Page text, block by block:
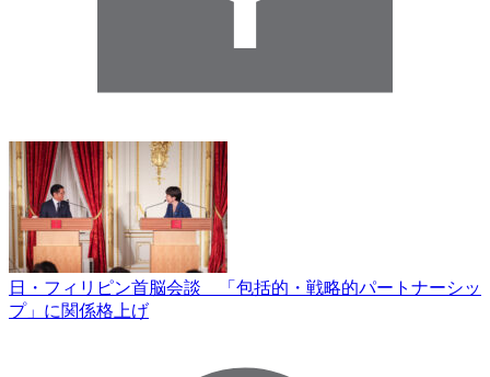
日・フィリピン首脳会談 「包括的・戦略的パートナーシッ
プ」に関係格上げ